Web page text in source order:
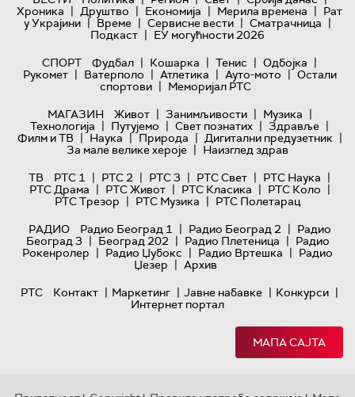
Хроника | Друштво | Економија | Мерила времена | Рат
у Украјини | Време | Сервисне вести | Сматрачница |
Подкаст | ЕУ могућности 2026
СПОРТ
Фудбал | Кошарка | Тенис | Одбојка |
Рукомет | Ватерполо | Атлетика | Ауто-мото | Остали
спортови | Меморијал РТС
МАГАЗИН
Живот | Занимљивости | Музика |
Технологијa | Путујемо | Свет познатих | Здравље |
Филм и ТВ | Наука | Природа | Дигитални предузетник |
За мале велике хероје | Наизглед здрав
ТВ
РТС 1 | РТС 2 | РТС 3 | РТС Свет | РТС Наука |
РТС Драма | РТС Живот | РТС Класика | РТС Коло |
РТС Трезор | РТС Музика | РТС Полетарац
РАДИО
Радио Београд 1 | Радио Београд 2 | Радио
Београд 3 | Београд 202 | Радио Плетеница | Радио
Рокенролер | Радио Џубокс | Радио Вртешка | Радио
Џезер | Архив
РТС
Контакт | Маркетинг | Јавне набавке | Конкурси |
Интернет портал
МАПА САЈТА